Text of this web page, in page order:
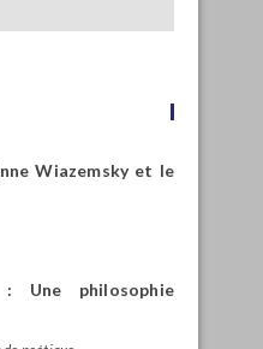
Wiazemsky et le
: Une philosophie